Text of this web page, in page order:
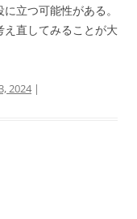
立つ可能性がある。
直してみることが大
2024|